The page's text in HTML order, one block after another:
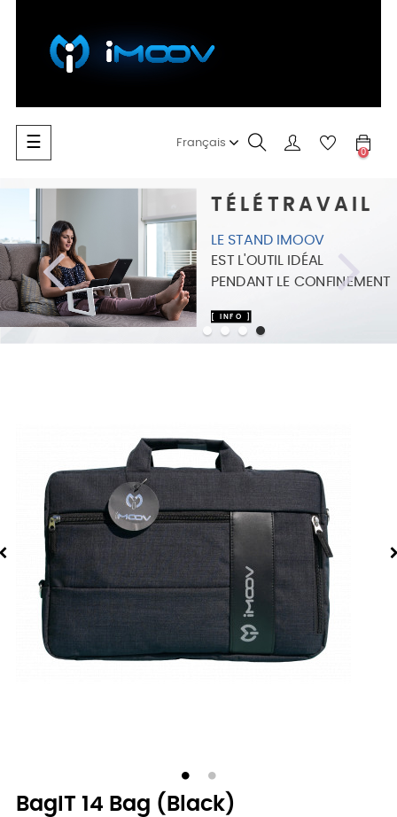
Toggle
navigation
☰ Français
0
TÉLÉTRAVAIL
LE STAND IMOOV
EST L'OUTIL IDÉAL
PENDANT LE CONFINEMENT
[ INFO ]
Previous Next
BagIT 14 Bag (Black)